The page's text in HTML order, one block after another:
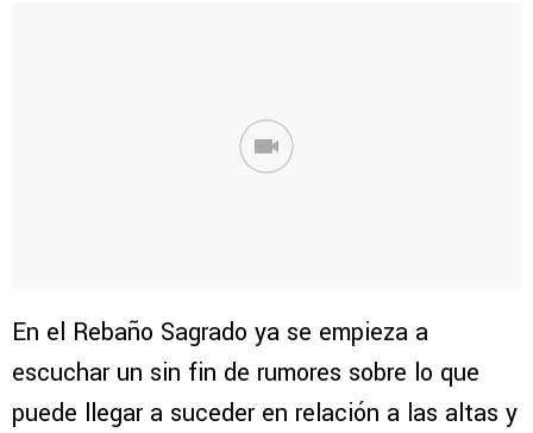
En el Rebaño Sagrado ya se empieza a
escuchar un sin fin de rumores sobre lo que
puede llegar a suceder en relación a las altas y